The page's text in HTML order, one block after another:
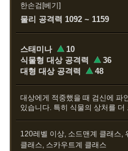
한손검[베기]
물리 공격력 1092 ~ 1159
스태미나
10
식물형 대상 공격력
36
대형 대상 공격력
48
대상에게 적중했을 때 검신에 파
있습니다. 특히 식물의 상처를
120레벨 이상, 소드맨계 클래스,
클래스, 스카우트계 클래스